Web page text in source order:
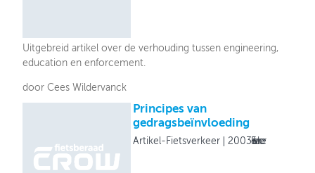
Uitgebreid artikel over de verhouding tussen engineering,
education en enforcement.
door Cees Wildervanck
Principes van
gedragsbeïnvloeding
Artikel-Fietsverkeer 2003Fietsverkeer